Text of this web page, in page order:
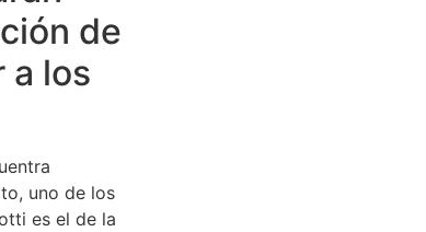
de
a los
uno de los
es el de la